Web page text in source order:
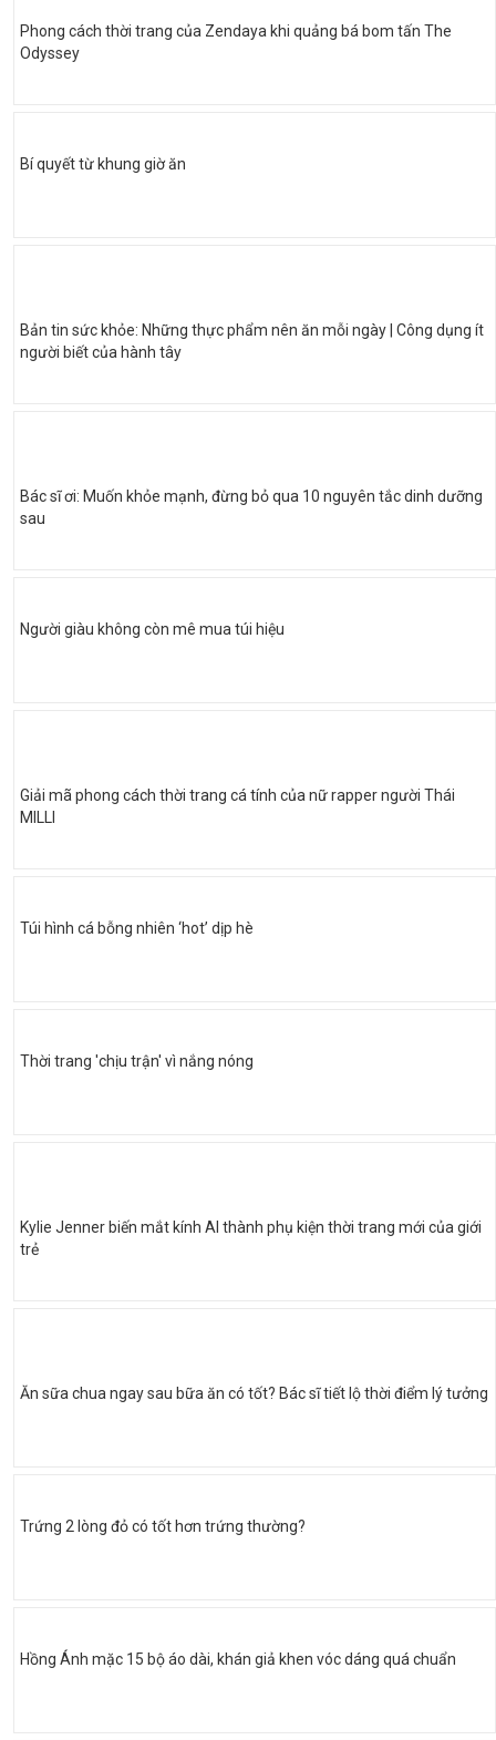
Phong cách thời trang của Zendaya khi quảng bá bom tấn The
Odyssey
Bí quyết từ khung giờ ăn
Bản tin sức khỏe: Những thực phẩm nên ăn mỗi ngày | Công dụng ít
người biết của hành tây
Bác sĩ ơi: Muốn khỏe mạnh, đừng bỏ qua 10 nguyên tắc dinh dưỡng
sau
Người giàu không còn mê mua túi hiệu
Giải mã phong cách thời trang cá tính của nữ rapper người Thái
MILLI
Túi hình cá bỗng nhiên ‘hot’ dịp hè
Thời trang 'chịu trận' vì nắng nóng
Kylie Jenner biến mắt kính AI thành phụ kiện thời trang mới của giới
trẻ
Ăn sữa chua ngay sau bữa ăn có tốt? Bác sĩ tiết lộ thời điểm lý tưởng
Trứng 2 lòng đỏ có tốt hơn trứng thường?
Hồng Ánh mặc 15 bộ áo dài, khán giả khen vóc dáng quá chuẩn